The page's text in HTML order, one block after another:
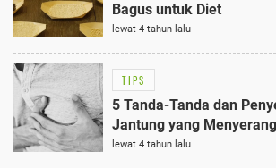
Bagus untuk Diet
lewat 4 tahun lalu
TIPS
5 Tanda-Tanda dan
Jantung yang
lewat 4 tahun lalu